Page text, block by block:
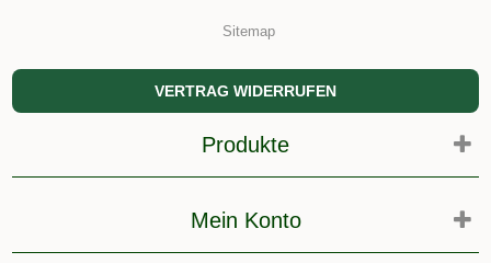
Sitemap
VERTRAG WIDERRUFEN
Produkte
Mein Konto